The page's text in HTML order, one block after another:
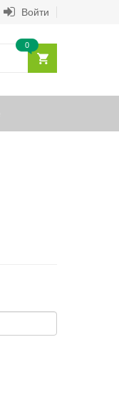
Войти
0